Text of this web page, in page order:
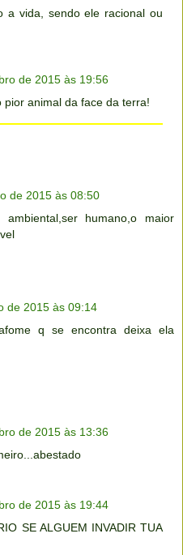
a vida, sendo ele racional ou
de 2015 às 19:56
pior animal da face da terra!
de 2015 às 08:50
ambiental,ser humano,o maior
de 2015 às 09:14
q se encontra deixa ela
de 2015 às 13:36
de 2015 às 19:44
SE ALGUEM INVADIR TUA